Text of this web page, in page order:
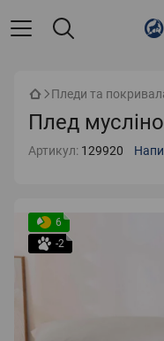
Пледи та
Плед
Артикул: 129920
6
-2